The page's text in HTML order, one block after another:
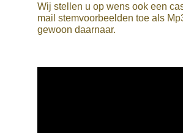
Wij stellen u op wens ook een
mail stemvoorbeelden toe als
gewoon daarnaar.